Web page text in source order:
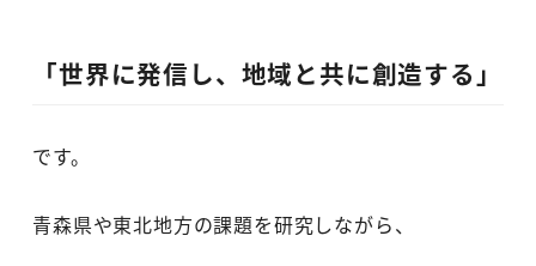
「世界に発信し、地域と共に創造する」
です。
青森県や東北地方の課題を研究しながら、